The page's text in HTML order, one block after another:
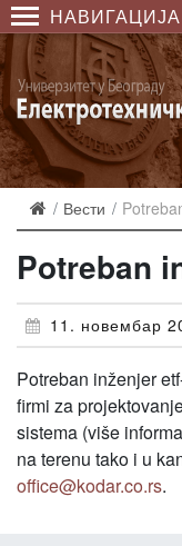
НАВИГАЦИЈА
Вести
Potreban
11. новембар
Potreban inženjer
firmi za
sistema (više
na terenu tako i u
office@kodar.co.rs.